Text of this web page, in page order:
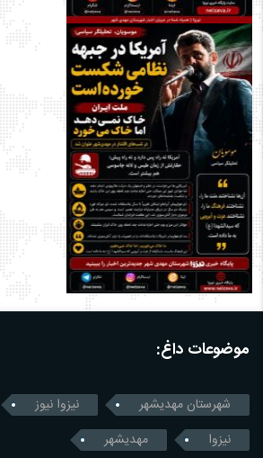
موضوعات داغ:
شهرستان مهدیشهر نیزوا نیوز
نیزوا
مهدیشهر